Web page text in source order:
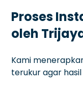
Proses
oleh
Kami
terukur agar